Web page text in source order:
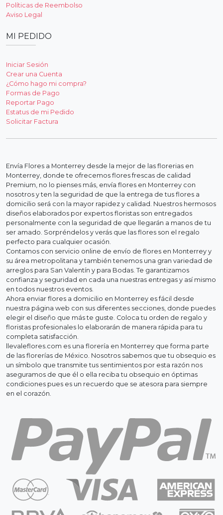
Políticas de Reembolso
Aviso Legal
MI PEDIDO
Iniciar Sesión
Crear una Cuenta
¿Cómo hago mi compra?
Formas de Pago
Reportar Pago
Estatus de mi Pedido
Solicitar Factura
Envía Flores a Monterrey desde la mejor de las florerias en
Monterrey, donde te ofrecemos flores frescas de calidad
Premium, no lo pienses más, envía flores en Monterrey con
nosotros y ten la seguridad de que la entrega de tus flores a
domicilio será con la mayor rapidez y calidad. Nuestros hermosos
diseños elaborados por expertos floristas son entregados
personalmente con la seguridad de que llegarán a manos de tu
ser amado. Sorpréndelos y verás que las flores son el regalo
perfecto para cualquier ocasión.
Contamos con servicio online de envío de flores en Monterrey y
su área metropolitana y también tenemos una gran variedad de
arreglos para San Valentín y para Bodas. Te garantizamos
confianza y seguridad en cada una nuestras entregas y así mismo
en todos nuestros eventos.
Ahora enviar flores a domicilio en Monterrey es fácil desde
nuestra página web con sus diferentes secciones, donde puedes
elegir el diseño que más te guste. Coloca tu orden de regalo y
floristas profesionales lo elaborarán de manera rápida para tu
completa satisfacción.
llevaleflores.com es una florería en Monterrey que forma parte
de las florerías de México. Nosotros sabemos que tu obsequio es
un símbolo que transmite tus sentimientos por esta razón nos
aseguramos de que él o ella reciba tu obsequio en óptimas
condiciones pues es un recuerdo que se atesora para siempre
en el corazón.